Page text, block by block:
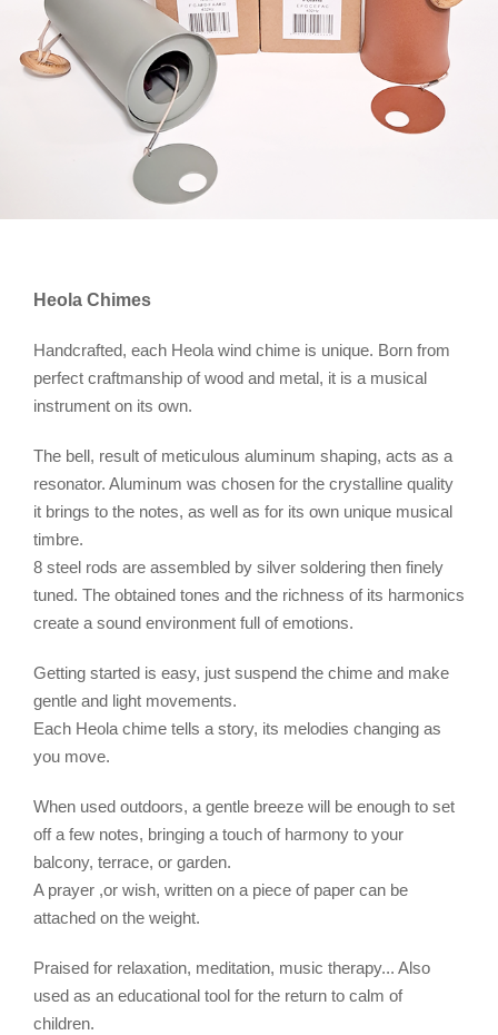
Heola Chimes
Handcrafted, each Heola wind chime is unique. Born from
perfect craftmanship of wood and metal, it is a musical
instrument on its own.
The bell, result of meticulous aluminum shaping, acts as a
resonator. Aluminum was chosen for the crystalline quality
it brings to the notes, as well as for its own unique musical
timbre.
8 steel rods are assembled by silver soldering then finely
tuned. The obtained tones and the richness of its harmonics
create a sound environment full of emotions.
Getting started is easy, just suspend the chime and make
gentle and light movements.
Each Heola chime tells a story, its melodies changing as
you move.
When used outdoors, a gentle breeze will be enough to set
off a few notes, bringing a touch of harmony to your
balcony, terrace, or garden.
A prayer ,or wish, written on a piece of paper can be
attached on the weight.
Praised for relaxation, meditation, music therapy... Also
used as an educational tool for the return to calm of
children.